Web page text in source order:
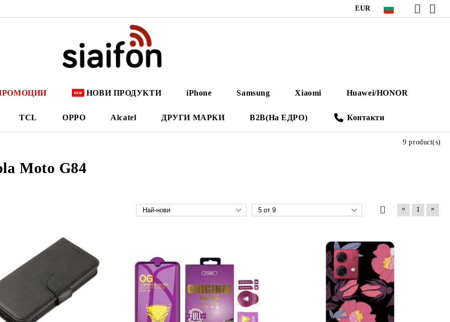
EUR
НОВИ ПРОДУКТИ iPhone Samsung Xiaomi Huawei/HONOR
TCL OPPO Alcatel ДРУГИ МАРКИ B2B(На ЕДРО) Контакти
Moto G84
9 product(s)
« 1 »